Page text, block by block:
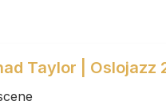
Taylor | Oslojazz